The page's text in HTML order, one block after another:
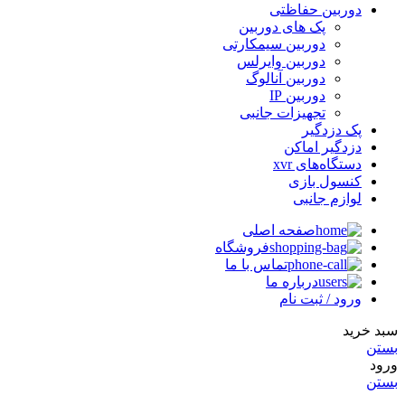
دوربین حفاظتی
پک های دوربین
دوربین سیمکارتی
دوربین وایرلس
دوربین آنالوگ
دوربین IP
تجهیزات جانبی
پک دزدگیر
دزدگیر اماکن
دستگاه‌های xvr
کنسول بازی
لوازم جانبی
صفحه اصلی
فروشگاه
تماس با ما
درباره ما
ورود / ثبت نام
سبد خرید
بستن
ورود
بستن